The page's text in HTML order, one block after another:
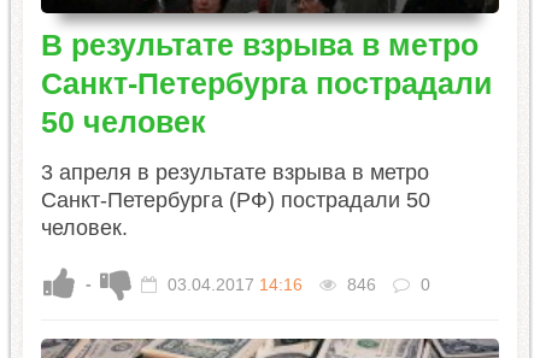
В результате взрыва в метро
Санкт-Петербурга пострадали
50 человек
3 апреля в результате взрыва в метро
Санкт-Петербурга (РФ) пострадали 50
человек.
- 03.04.2017 14:16 846 0